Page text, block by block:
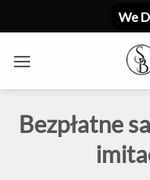
to
We
Bezpłatne